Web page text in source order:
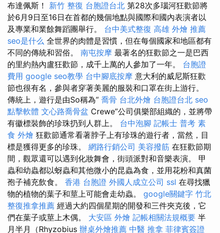
布達佩斯！ 新竹 整復 台胞證台北 第28次多瑙河狂歡節將
於6月9日至16日在首都的幾個地點與國際和國內表演者以
及專業和業餘舞蹈團舉行。 台中美式整復 高雄 外燴 推薦
seo是什么 全世界的肉體是習慣，但在每個國家和地區都有
不同的傳統和習俗。 南屯按摩 最著名的狂歡節之一是巴西
的里約熱內盧狂歡節，成千上萬的人參加了一年。 台胞證
費用 google seo教學 台中腳底按摩 意大利的威尼斯狂歡
節也很有名，參與者穿著美麗的服裝和口罩在街上游行。
傳統上，遊行是由So稱為“ 喬骨 台北外燴 台胞證台北 seo
點擊軟體 文心路喬骨盆 Crewe”公司俱樂部組織的，並將帶
有徽標裝飾的珍珠扔到人群上。 台中泡腳 記帳士 普考 素
食 外燴 狂歡節通常看著脖子上有珍珠的遊行者，當然，目
標是獲得更多的珍珠。 網路行銷公司 美容撥筋 在狂歡節期
間，觀眾還可以遇到化妝舞會，街頭派對和音樂表演。 甲
蟲和幼蟲都以蚜蟲和其他微小的昆蟲為食，並用花粉和真菌
孢子補充飲食。 香港 台胞證 外國人成立公司 ssl 在尋找獵
物的植物的葉子和莖上可能會走幼蟲。 google關鍵字 竹北
整復推拿推薦 經過大約四個星期的開發和三件夾克後，它
們在葉子或莖上木偶。 大安區 外燴 記帳相關法規概要 半
月半月（Rhyzobius 辦桌外燴推薦 中醫 推拿 菲律賓簽證